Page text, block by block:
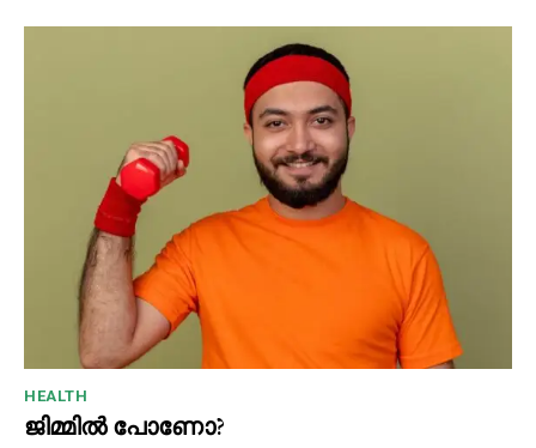
HEALTH
ജിമ്മിൽ പോണോ?